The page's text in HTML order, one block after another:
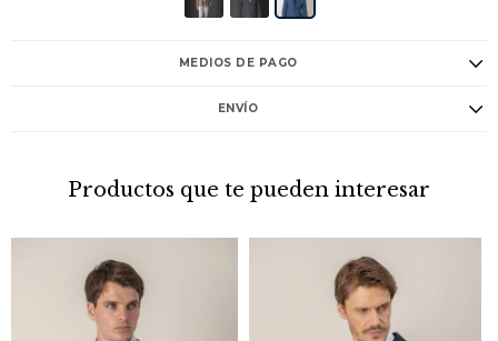
MEDIOS DE PAGO
ENVÍO
Productos que te pueden interesar